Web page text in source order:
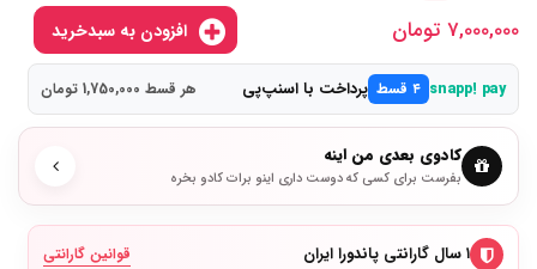
7,000,000 تومان
snapp! pay ۴ قسط پرداخت با اسنپ‌پی هر قسط 1,750,000 تومان
کادوی بعدی من اینه
بفرست برای کسی که دوست داری اینو برات کادو بخره
۱ سال گارانتی پاندورا ایران قوانین گارانتی